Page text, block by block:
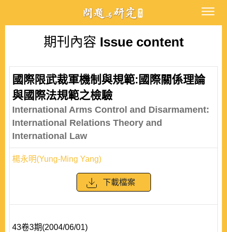
期刊內容 Issue content
國際限武裁軍機制與規範:國際關係理論
與國際法規範之檢驗
International Arms Control and Disarmament:
International Relations Theory and
International Law
楊永明(Yung-Ming Yang)
下載檔案
43卷3期(2004/06/01)